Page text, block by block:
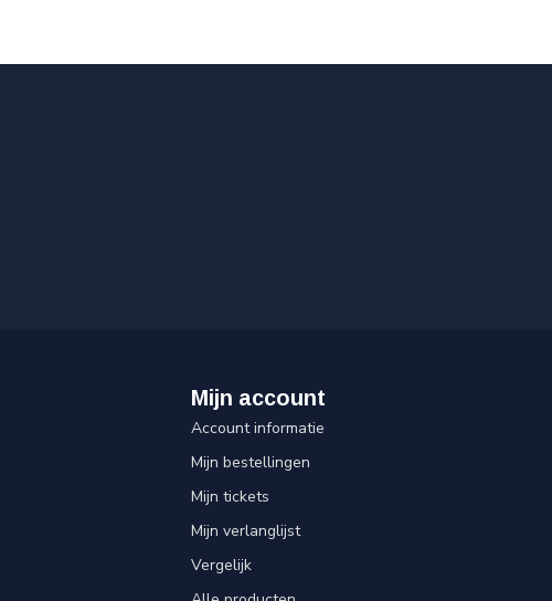
Mijn account
Account informatie
Mijn bestellingen
Mijn tickets
Mijn verlanglijst
Vergelijk